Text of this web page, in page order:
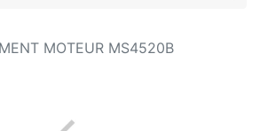
MOTEUR MS4520B